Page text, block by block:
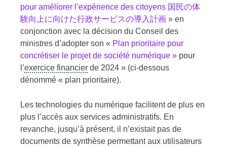
pour améliorer l’expérience des citoyens 国民の体
験向上に向けた行政サービスの導入計画 » en
conjonction avec la décision du Conseil des
ministres d’adopter son « Plan prioritaire pour
concrétiser le projet de société numérique » pour
l’exercice financier de 2024 » (ci-dessous
dénommé « plan prioritaire).
Les technologies du numérique facilitent de plus en
plus l’accès aux services administratifs. En
revanche, jusqu’à présent, il n’existait pas de
documents de synthèse permettant aux utilisateurs